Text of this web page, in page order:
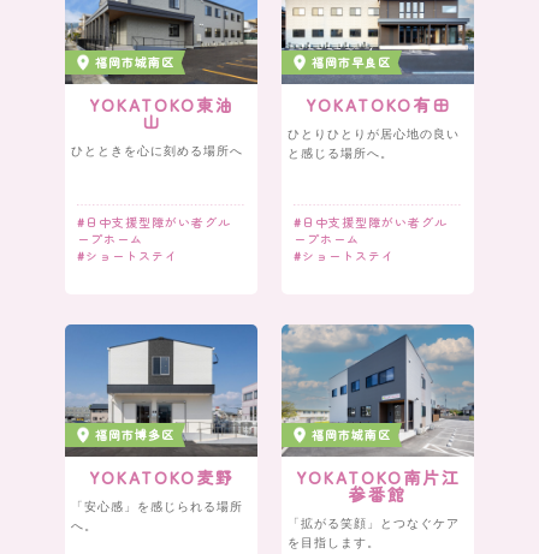
福岡市城南区
YOKATOKO東油
山
ひとときを心に刻める場所へ
# 日中支援型障がい者グル
ープホーム
#ショートステイ
福岡市早良区
YOKATOKO有田
ひとりひとりが居心地の良い
と感じる場所へ。
# 日中支援型障がい者グル
ープホーム
#ショートステイ
福岡市博多区
YOKATOKO麦野
「安心感」を感じられる場所
へ。
福岡市城南区
YOKATOKO南片江
参番館
「拡がる笑顔」とつなぐケア
を目指します。